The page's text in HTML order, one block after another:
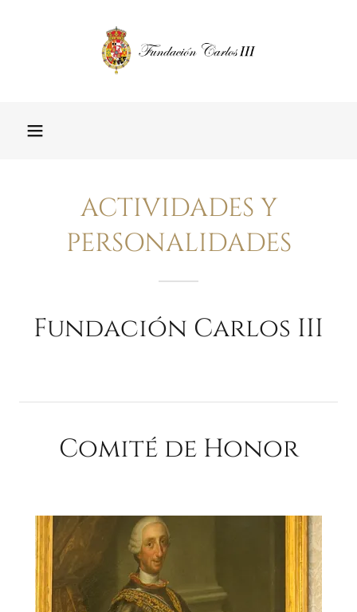
ACTIVIDADES Y
PERSONALIDADES
Fundación Carlos III
Comité de Honor